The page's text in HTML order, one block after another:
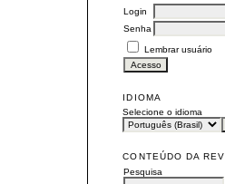
Login
Senha
Lembrar usuário
IDIOMA
Selecione o idioma
CONTEÚDO DA
Pesquisa